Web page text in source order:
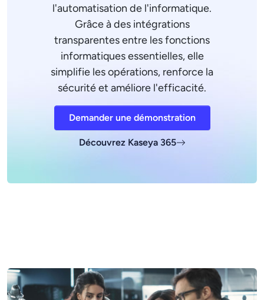
l'automatisation de l'informatique.
Grâce à des intégrations
transparentes entre les fonctions
informatiques essentielles, elle
simplifie les opérations, renforce la
sécurité et améliore l'efficacité.
Demander une démonstration
Découvrez Kaseya 365